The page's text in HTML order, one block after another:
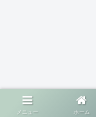
メニュー ホーム